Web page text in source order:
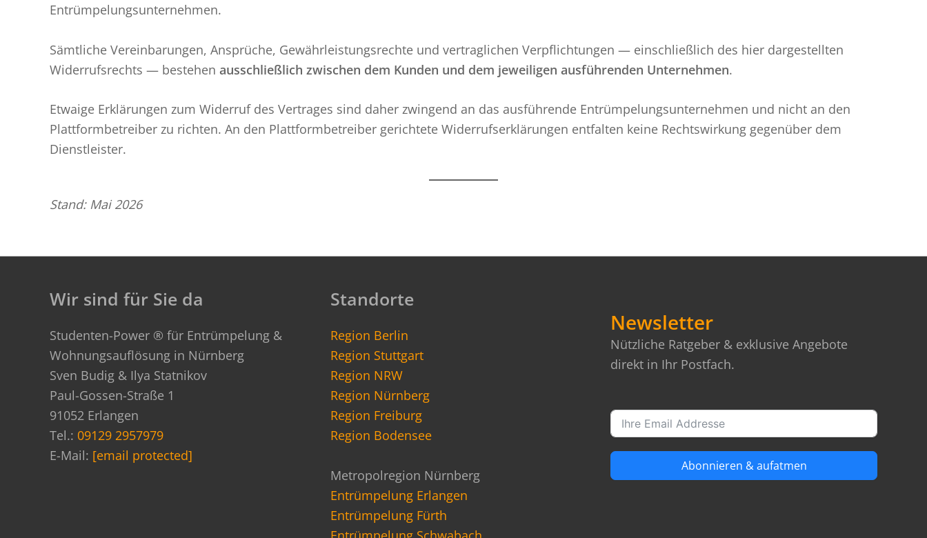
Entrümpelungsunternehmen.
Sämtliche Vereinbarungen, Ansprüche, Gewährleistungsrechte und vertraglichen Verpflichtungen — einschließlich des hier dargestellten
Widerrufsrechts — bestehen ausschließlich zwischen dem Kunden und dem jeweiligen ausführenden Unternehmen.
Etwaige Erklärungen zum Widerruf des Vertrages sind daher zwingend an das ausführende Entrümpelungsunternehmen und nicht an den
Plattformbetreiber zu richten. An den Plattformbetreiber gerichtete Widerrufserklärungen entfalten keine Rechtswirkung gegenüber dem
Dienstleister.
Stand: Mai 2026
Wir sind für Sie da
Studenten-Power ® für Entrümpelung &
Wohnungsauflösung in Nürnberg
Sven Budig & Ilya Statnikov
Paul-Gossen-Straße 1
91052 Erlangen
Tel.: 09129 2957979
E-Mail: [email protected]
Standorte
Region Berlin
Region Stuttgart
Region NRW
Region Nürnberg
Region Freiburg
Region Bodensee
Metropolregion Nürnberg
Entrümpelung Erlangen
Entrümpelung Fürth
Newsletter
Nützliche Ratgeber & exklusive Angebote
direkt in Ihr Postfach.
Abonnieren & aufatmen